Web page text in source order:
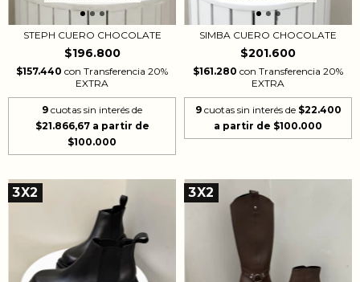
STEPH CUERO CHOCOLATE
$196.800
$157.440 con Transferencia 20%
EXTRA
9 cuotas sin interés de
$21.866,67
SIMBA CUERO CHOCOLATE
$201.600
$161.280 con Transferencia 20%
EXTRA
9 cuotas sin interés de $22.400
3X2 3X2